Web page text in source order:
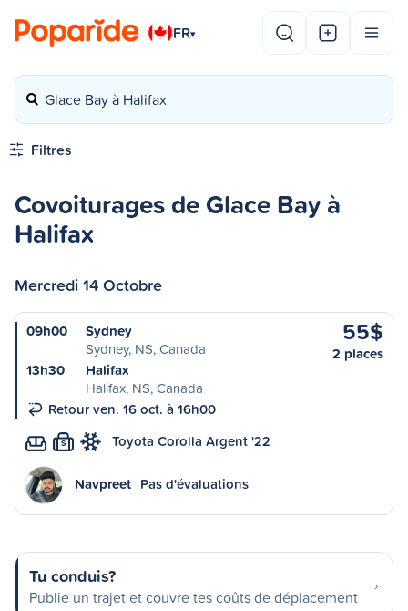
FR▾
Glace Bay à Halifax
Filtres
Covoiturages de Glace Bay à
Halifax
Mercredi 14 Octobre
09h00
Sydney
Sydney, NS, Canada
13h30
Halifax
Halifax, NS, Canada
Retour ven. 16 oct. à 16h00
55$
2 places
S Toyota Corolla Argent '22
Navpreet Pas d'évaluations
Tu conduis?
Publie un trajet et couvre tes coûts de déplacement